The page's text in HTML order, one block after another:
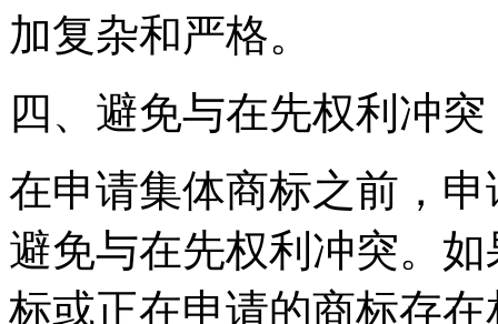
加复杂和严格。
四、避免与在先权利冲突
在申请集体商标之前，
避免与在先权利冲突。
标或正在申请的商标存